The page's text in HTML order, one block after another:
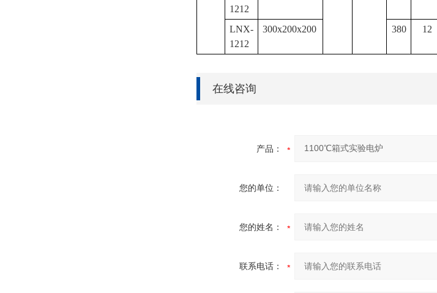
1212
LNX-
1212
300x200x200 380 12
在线咨询
产品：
您的单位：
您的姓名：
联系电话：